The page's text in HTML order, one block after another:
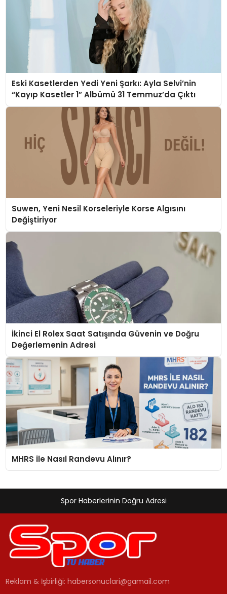
Eski Kasetlerden Yedi Yeni Şarkı: Ayla Selvi’nin
“Kayıp Kasetler 1” Albümü 31 Temmuz’da Çıktı
Suwen, Yeni Nesil Korseleriyle Korse Algısını
Değiştiriyor
İkinci El Rolex Saat Satışında Güvenin ve Doğru
Değerlemenin Adresi
MHRS ile Nasıl Randevu Alınır?
Spor Haberlerinin Doğru Adresi
Reklam & İşbirliği:habersonuclari@gamail.com